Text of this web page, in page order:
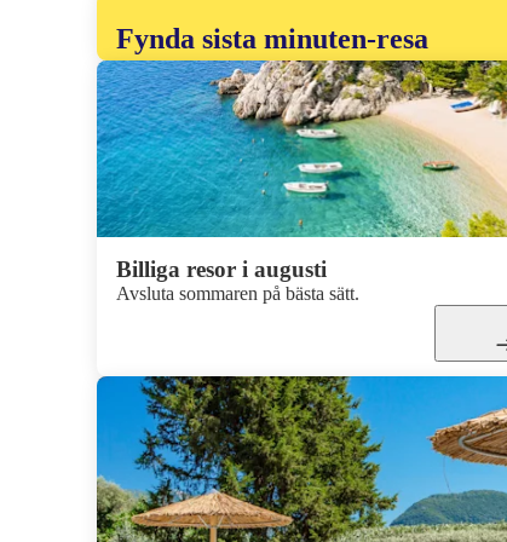
Fynda sista minuten-resa
Billiga resor i augusti
Avsluta sommaren på bästa sätt.